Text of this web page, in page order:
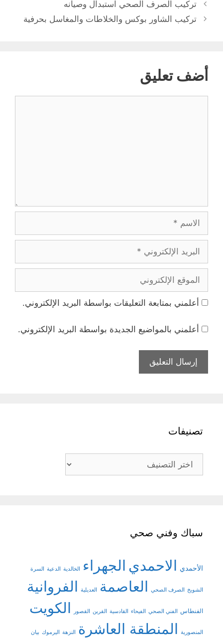
تركيب الصرف الصحي استبدال وصيانه
تركيب الشاور بوكس والخلاطات والمغاسل بحرفية
أضف تعليق
الإلكتروني
الإلكتروني
أعلمني بمتابعة التعليقات بواسطة البريد الإلكتروني.
أعلمني بالمواضيع الجديدة بواسطة البريد الإلكتروني.
تصنيفات
تصنيفات
سباك وفني صحي
الأحمدي الاحمدي الجهراء الخالدية الدعية السرة
الشويخ الصرف الصحي العاصمة العديلية الفروانية
الفنطاس الفني الصحي الفيحاء القادسية القرين القصور الكويت
المنصورية المنطقة العاشرة النزهة اليرموك بيان